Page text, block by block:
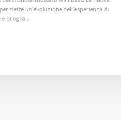
un’evoluzione dell’esperienza di
e progra...